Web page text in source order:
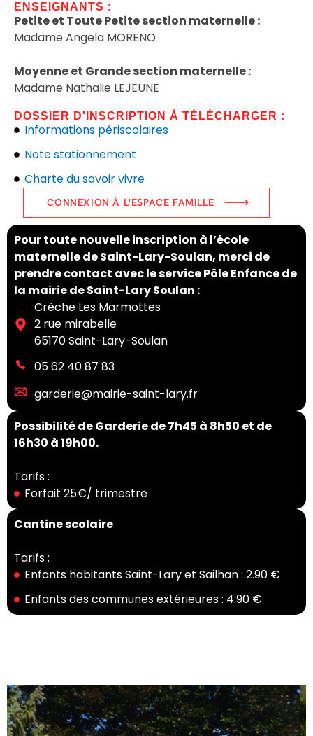
ENSEIGNANTS :
Petite et Toute Petite section maternelle :
Madame Angela MORENO
Moyenne et Grande section maternelle :
Madame Nathalie LEJEUNE
DOSSIER D'INSCRIPTION À TÉLÉCHARGER :
Informations périscolaires
Note stationnement
Charte du savoir vivre
CONNEXION À L'ESPACE FAMILLE
Pour toute nouvelle inscription à l’école
maternelle de Saint-Lary-Soulan, merci de
prendre contact avec le service Pôle Enfance de
la mairie de Saint-Lary Soulan :
Crèche Les Marmottes
2 rue mirabelle
65170 Saint-Lary-Soulan
05 62 40 87 83
garderie@mairie-saint-lary.fr
Possibilité de Garderie de 7h45 à 8h50 et de
16h30 à 19h00.
Tarifs :
Forfait 25€/ trimestre
Cantine scolaire
Tarifs :
Enfants habitants Saint-Lary et Sailhan : 2.90 €
Enfants des communes extérieures : 4.90 €